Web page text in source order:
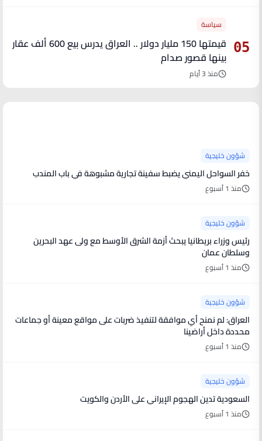
05
سياسة
قيمتها 150 مليار دولار .. العراق يدرس بيع 600 ألف عقار
بينها قصور صدام
منذ 3 أيام
شؤون خليجية
خفر السواحل اليمني يضبط سفينة تجارية مشبوهة في باب المندب
منذ 1 أسبوع
شؤون خليجية
رئيس وزراء بريطانيا يبحث أزمة الشرق الأوسط مع ولى عهد البحرين
وسلطان عمان
منذ 1 أسبوع
شؤون خليجية
العراق: لم نمنح أي موافقة لتنفيذ ضربات على مواقع معينة أو جماعات
محددة داخل أراضينا
منذ 1 أسبوع
شؤون خليجية
السعودية تدين الهجوم الإيراني على الأردن والكويت
منذ 1 أسبوع